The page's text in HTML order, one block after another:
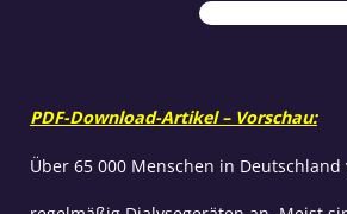
PDF-Download-Artikel – Vorschau:
Über 65 000 Menschen in